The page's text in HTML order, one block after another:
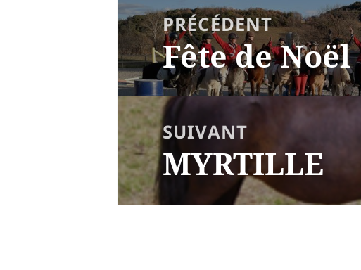
DE
L’ARTICLEPRÉCÉDENT
Article
précédent :
Fête de Noël
SUIVANT
Article
suivant :
MYRTILLE